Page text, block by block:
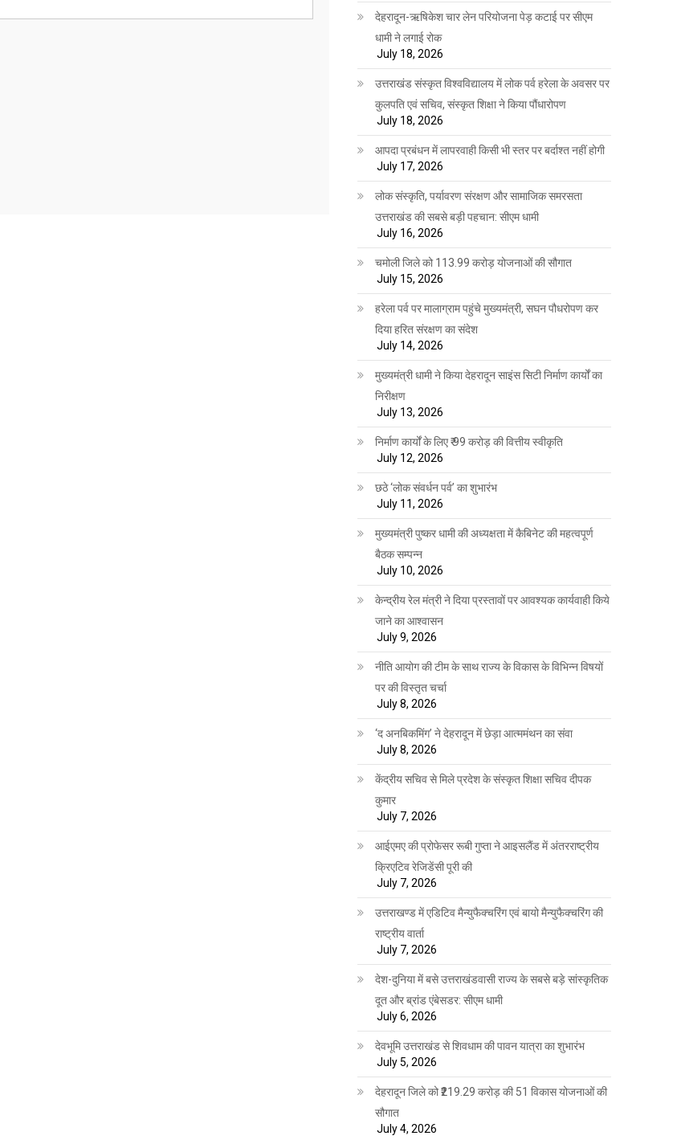
देहरादून-ऋषिकेश चार लेन परियोजना पेड़ कटाई पर सीएम
धामी ने लगाई रोक
July 18, 2026
उत्तराखंड संस्कृत विश्वविद्यालय में लोक पर्व हरेला के अवसर पर
कुलपति एवं सचिव, संस्कृत शिक्षा ने किया पौंधारोपण
July 18, 2026
आपदा प्रबंधन में लापरवाही किसी भी स्तर पर बर्दाश्त नहीं होगी
July 17, 2026
लोक संस्कृति, पर्यावरण संरक्षण और सामाजिक समरसता
उत्तराखंड की सबसे बड़ी पहचान: सीएम धामी
July 16, 2026
चमोली जिले को 113.99 करोड़ योजनाओं की सौगात
July 15, 2026
हरेला पर्व पर मालाग्राम पहुंचे मुख्यमंत्री, सघन पौधरोपण कर
दिया हरित संरक्षण का संदेश
July 14, 2026
मुख्यमंत्री धामी ने किया देहरादून साइंस सिटी निर्माण कार्यों का
निरीक्षण
July 13, 2026
निर्माण कार्यों के लिए ₹ 99 करोड़ की वित्तीय स्वीकृति
July 12, 2026
छठे ‘लोक संवर्धन पर्व’ का शुभारंभ
July 11, 2026
मुख्यमंत्री पुष्कर धामी की अध्यक्षता में कैबिनेट की महत्वपूर्ण
बैठक सम्पन्न
July 10, 2026
केन्द्रीय रेल मंत्री ने दिया प्रस्तावों पर आवश्यक कार्यवाही किये
जाने का आश्वासन
July 9, 2026
नीति आयोग की टीम के साथ राज्य के विकास के विभिन्न विषयों
पर की विस्तृत चर्चा
July 8, 2026
‘द अनबिकमिंग’ ने देहरादून में छेड़ा आत्ममंथन का संवा
July 8, 2026
केंद्रीय सचिव से मिले प्रदेश के संस्कृत शिक्षा सचिव दीपक
कुमार
July 7, 2026
आईएमए की प्रोफेसर रूबी गुप्ता ने आइसलैंड में अंतरराष्ट्रीय
क्रिएटिव रेजिडेंसी पूरी की
July 7, 2026
उत्तराखण्ड में एडिटिव मैन्युफैक्चरिंग एवं बायो मैन्युफैक्चरिंग की
राष्ट्रीय वार्ता
July 7, 2026
देश-दुनिया में बसे उत्तराखंडवासी राज्य के सबसे बड़े सांस्कृतिक
दूत और ब्रांड एंबेसडर: सीएम धामी
July 6, 2026
देवभूमि उत्तराखंड से शिवधाम की पावन यात्रा का शुभारंभ
July 5, 2026
देहरादून जिले को ₹219.29 करोड़ की 51 विकास योजनाओं की
सौगात
July 4, 2026